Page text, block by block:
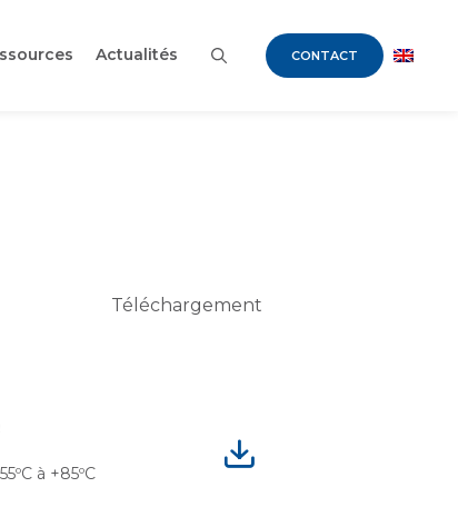
Actualités CONTACT
Téléchargement
à +85ºC